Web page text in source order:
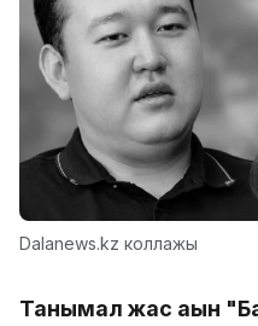
Dalanews.kz коллажы
Танымал жас ақын